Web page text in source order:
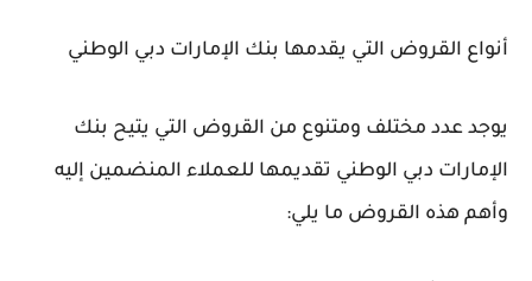
أنواع القروض التي يقدمها بنك الإمارات دبي الوطني
يوجد عدد مختلف ومتنوع من القروض التي يتيح بنك
الإمارات دبي الوطني تقديمها للعملاء المنضمين إليه
وأهم هذه القروض ما يلي: